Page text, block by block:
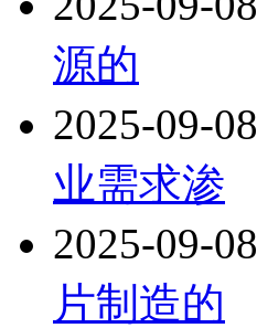
源的
2025-09-08
业需求渗
2025-09-08
片制造的